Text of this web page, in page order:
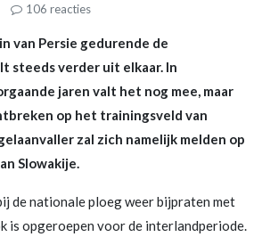
106 reacties
van Persie gedurende de
steeds verder uit elkaar. In
jaren valt het nog mee, maar
op het trainingsveld van
zal zich namelijk melden op
Slowakije.
de nationale ploeg weer bijpraten met
is opgeroepen voor de interlandperiode.